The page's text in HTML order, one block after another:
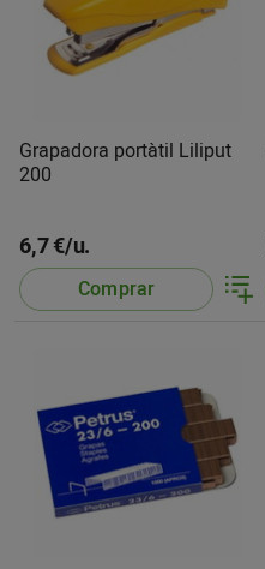
Grapadora portàtil Liliput
200
6,7 €/u.
Comprar